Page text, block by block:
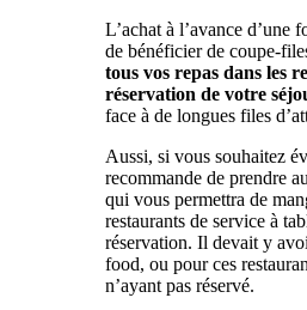
L’achat à l’avance d’une
de bénéficier de coupe-
tous vos repas dans les
réservation de votre
face à de longues files
Aussi, si vous souhaitez
recommande de prendre
qui vous permettra de
restaurants de service à
réservation. Il devait y
food, ou pour ces
n’ayant pas réservé.